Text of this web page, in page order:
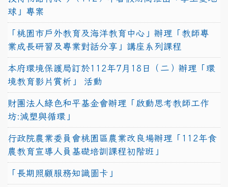
球」專案
「桃園市戶外教育及海洋教育中心」辦理「教師專
業成長研習及專業對話分享」講座系列課程
本府環境保護局訂於112年7月18日（二）辦理「環
境教育影片賞析」 活動
財團法人綠色和平基金會辦理「啟動思考教師工作
坊:減塑與循環」
行政院農業委員會桃園區農業改良場辦理「112年食
農教育宣導人員基礎培訓課程初階班」
「長期照顧服務知識圖卡」